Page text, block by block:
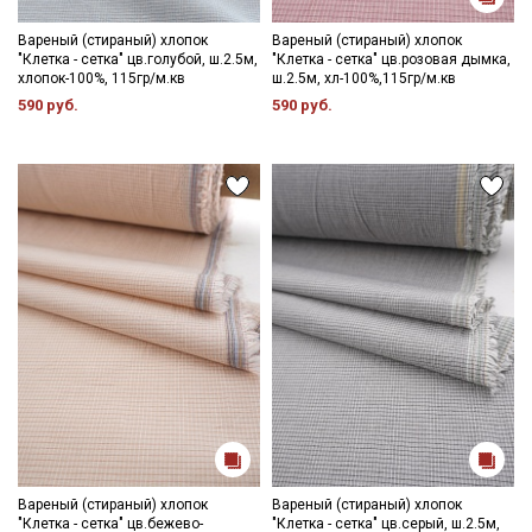
достаточно легкий, благодаря высокой
воздухопроницаемости быстро сохнет, не скатывается,
усадка до 7%.
Вареный хлопок идеально подходит для пошива постельного
белья и одежды для взрослых и детей. Изделия с каждой
Ткань натуральная дает усадку до 7%, перед пошивом
постирайте отрез при температуре дальнейших стирок, не
выше 40C, для исключения усадки ткани в готовом изделии.
Уход:
- стирка до 30-40C;
- противопоказано употребление отбеливателей;
- сушить в расправленном, подвешенном состоянии (не
пересушивать).
Цветопередача может отличаться от оригинального цвета
ткани в зависимости от настроек вашего монитора и в
зависимости от партии тон ткани может отличаться.
Вареный (стираный) хлопок
"Клетка - сетка" цв.голубой, ш.2.5м,
хлопок-100%, 115гр/м.кв
590 руб.
Вареный (стираный) хлопок
"Клетка - сетка" цв.розовая дымка,
ш.2.5м, хл-100%,115гр/м.кв
590 руб.
Вареный (стираный) хлопок
"Клетка - сетка" цв.бежево-
Вареный (стираный) хлопок
"Клетка - сетка" цв.серый, ш.2.5м,